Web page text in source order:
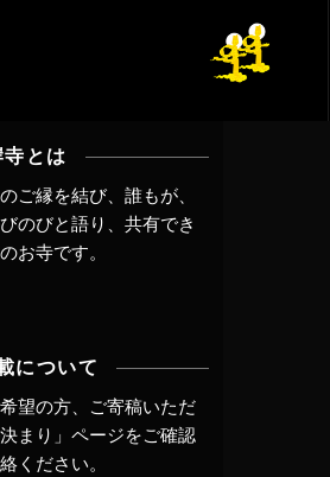
寺とは
ご縁を結び、誰もが、
のびと語り、共有でき
お寺です。
について
望の方、ご寄稿いただ
決まり」ページをご確認
ください。